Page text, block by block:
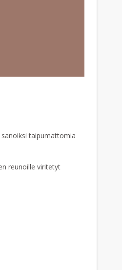
taipumattomia
reunoille viritetyt